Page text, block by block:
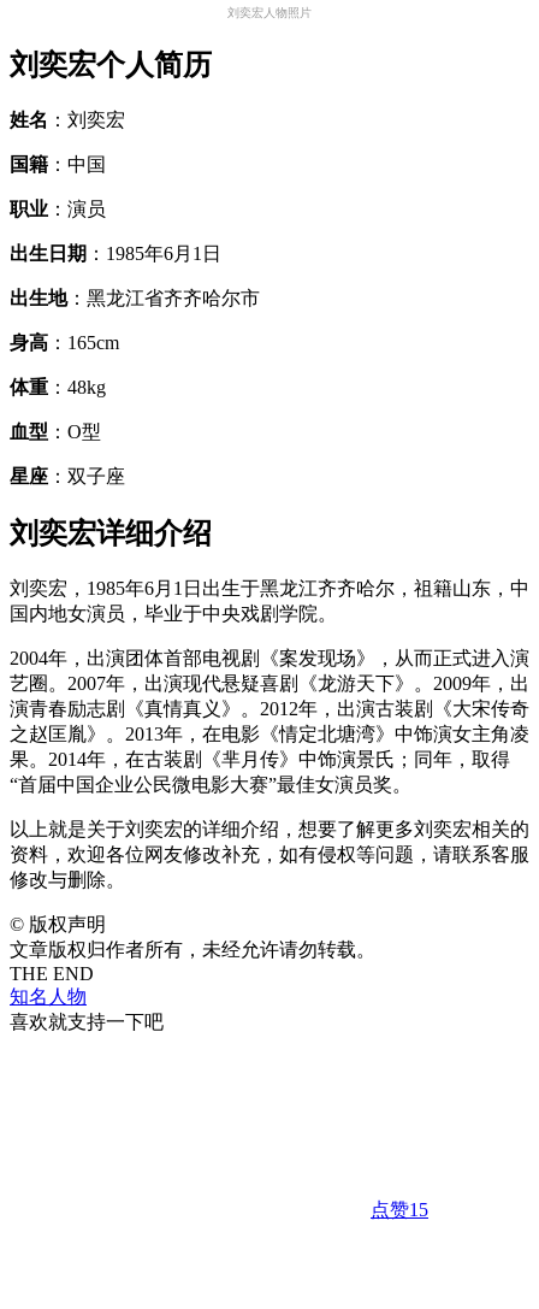
刘奕宏人物照片
刘奕宏个人简历
姓名 ：刘奕宏
国籍 ：中国
职业 ：演员
出生日期 ：1985年6月1日
出生地：黑龙江省齐齐哈尔市
身高 ：165cm
体重 ：48kg
血型 ：O型
星座 ：双子座
刘奕宏详细介绍
刘奕宏，1985年6月1日出生于黑龙江齐齐哈尔，祖籍山东，中
国内地女演员，毕业于中央戏剧学院。
2004年，出演团体首部电视剧《案发现场》，从而正式进入演
艺圈。2007年，出演现代悬疑喜剧《龙游天下》。2009年，出
演青春励志剧《真情真义》。2012年，出演古装剧《大宋传奇
之赵匡胤》。2013年，在电影《情定北塘湾》中饰演女主角凌
果。2014年，在古装剧《芈月传》中饰演景氏；同年，取得
“首届中国企业公民微电影大赛”最佳女演员奖。
以上就是关于刘奕宏的详细介绍，想要了解更多刘奕宏相关的
资料，欢迎各位网友修改补充，如有侵权等问题，请联系客服
修改与删除。
© 版权声明
文章版权归作者所有，未经允许请勿转载。
THE END
知名人物
喜欢就支持一下吧
点赞15